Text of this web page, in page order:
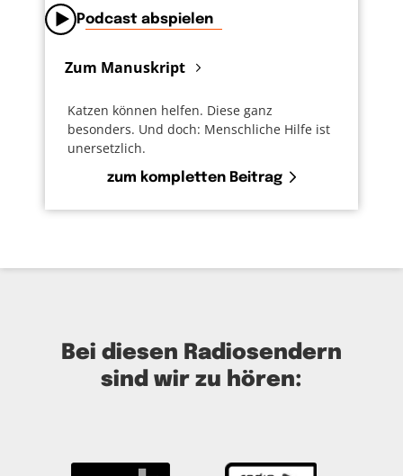
Podcast abspielen
Zum Manuskript
Katzen können helfen. Diese ganz
besonders. Und doch: Menschliche Hilfe ist
unersetzlich.
zum kompletten Beitrag
Bei diesen Radiosendern
sind wir zu hören: